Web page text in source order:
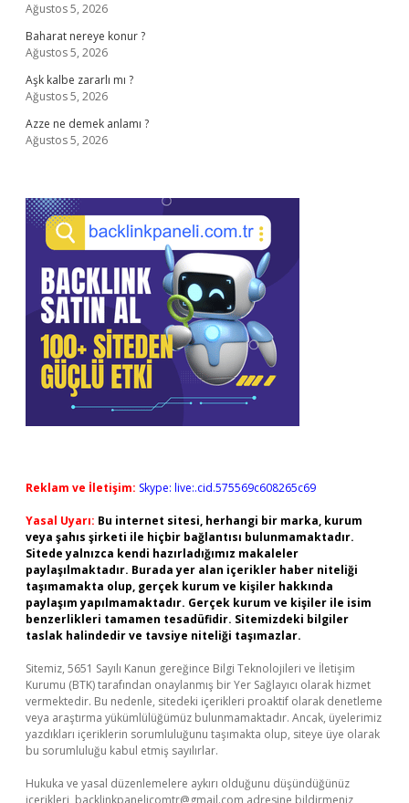
Ağustos 5, 2026
Baharat nereye konur ?
Ağustos 5, 2026
Aşk kalbe zararlı mı ?
Ağustos 5, 2026
Azze ne demek anlamı ?
Ağustos 5, 2026
Reklam ve İletişim: Skype: live:.cid.575569c608265c69
Yasal Uyarı: Bu internet sitesi, herhangi bir marka, kurum
veya şahıs şirketi ile hiçbir bağlantısı bulunmamaktadır.
Sitede yalnızca kendi hazırladığımız makaleler
paylaşılmaktadır. Burada yer alan içerikler haber niteliği
taşımamakta olup, gerçek kurum ve kişiler hakkında
paylaşım yapılmamaktadır. Gerçek kurum ve kişiler ile isim
benzerlikleri tamamen tesadüfidir. Sitemizdeki bilgiler
taslak halindedir ve tavsiye niteliği taşımazlar.
Sitemiz, 5651 Sayılı Kanun gereğince Bilgi Teknolojileri ve İletişim
Kurumu (BTK) tarafından onaylanmış bir Yer Sağlayıcı olarak hizmet
vermektedir. Bu nedenle, sitedeki içerikleri proaktif olarak denetleme
veya araştırma yükümlülüğümüz bulunmamaktadır. Ancak, üyelerimiz
yazdıkları içeriklerin sorumluluğunu taşımakta olup, siteye üye olarak
bu sorumluluğu kabul etmiş sayılırlar.
Hukuka ve yasal düzenlemelere aykırı olduğunu düşündüğünüz
içerikleri, backlinkpanelicomtr@gmail.com adresine bildirmeniz